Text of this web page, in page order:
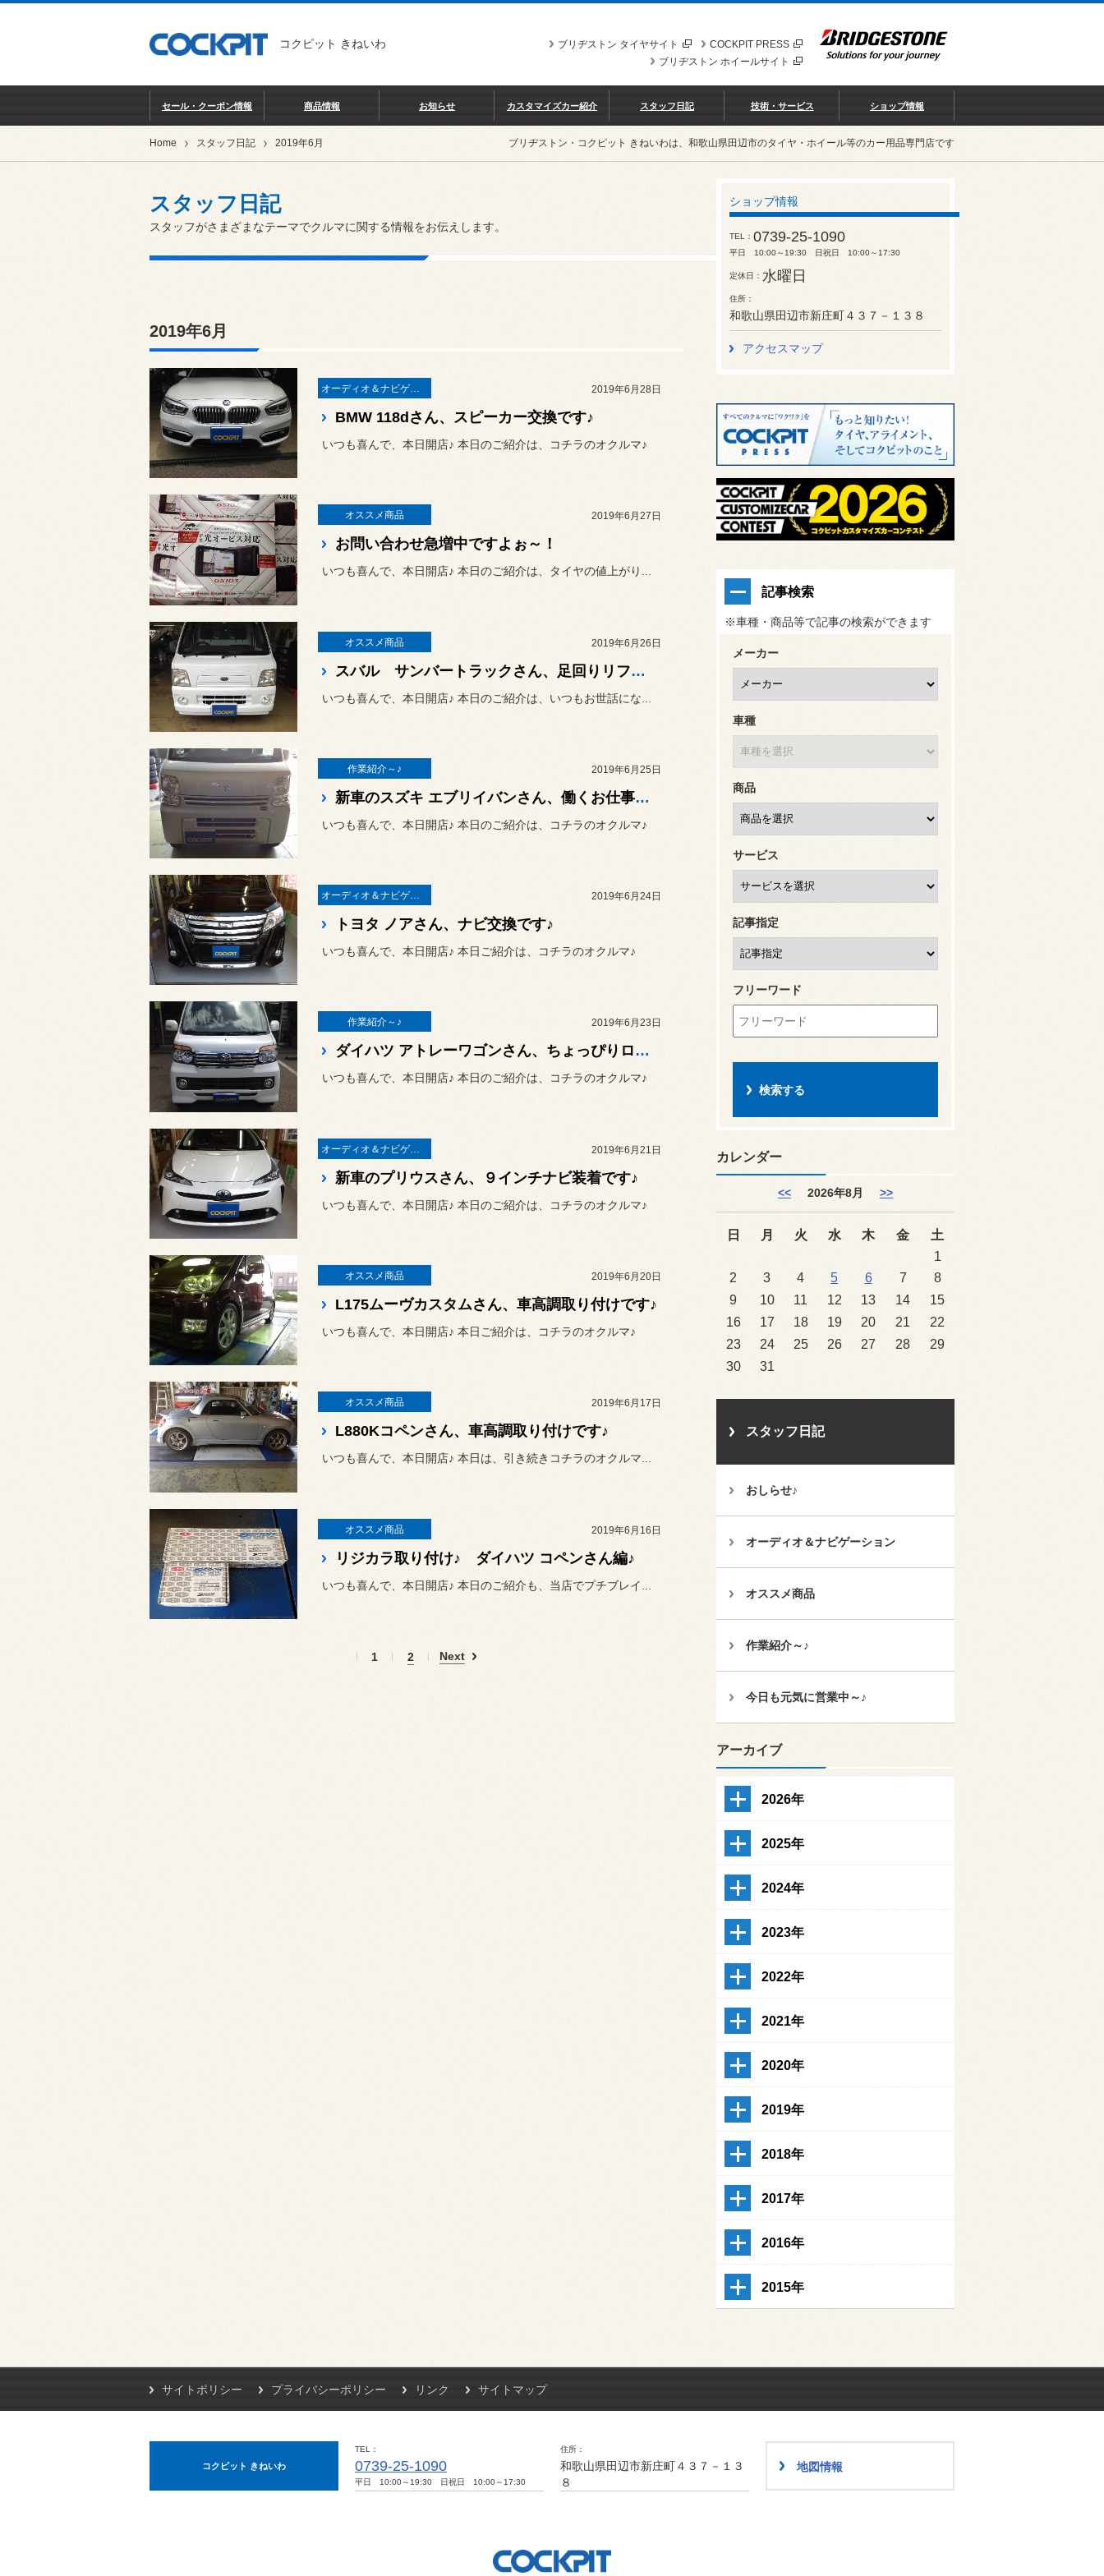
コクピット きねいわ COCKPIT PRESS
ブリヂストン タイヤサイト
ブリヂストン ホイールサイト
セール・クーポン情報 商品情報 お知らせ カスタマイズカー紹介 スタッフ日記 技術・サービス ショップ情報
Home スタッフ日記 2019年6月 ブリヂストン・コクピット きねいわは、和歌山県田辺市のタイヤ・ホイール等のカー用品専門店です
スタッフ日記
スタッフがさまざまなテーマでクルマに関する情報をお伝えします。
2019年6月
オーディオ＆ナビゲーション 2019年6月28日
BMW 118dさん、スピーカー交換です♪
いつも喜んで、本日開店♪ 本日のご紹介は、コチラのオクルマ♪
オススメ商品 2019年6月27日
お問い合わせ急増中ですよぉ～！
いつも喜んで、本日開店♪ 本日のご紹介は、タイヤの値上がり...
オススメ商品 2019年6月26日
スバル サンバートラックさん、足回りリフレッシュです♪
いつも喜んで、本日開店♪ 本日のご紹介は、いつもお世話にな...
作業紹介～♪ 2019年6月25日
新車のスズキ エブリイバンさん、働くお仕事仕様の完成です♪
いつも喜んで、本日開店♪ 本日のご紹介は、コチラのオクルマ♪
オーディオ＆ナビゲーション 2019年6月24日
トヨタ ノアさん、ナビ交換です♪
いつも喜んで、本日開店♪ 本日ご紹介は、コチラのオクルマ♪
作業紹介～♪ 2019年6月23日
ダイハツ アトレーワゴンさん、ちょっぴりローダウンです♪
いつも喜んで、本日開店♪ 本日のご紹介は、コチラのオクルマ♪
オーディオ＆ナビゲーション 2019年6月21日
新車のプリウスさん、９インチナビ装着です♪
いつも喜んで、本日開店♪ 本日のご紹介は、コチラのオクルマ♪
オススメ商品 2019年6月20日
L175ムーヴカスタムさん、車高調取り付けです♪
いつも喜んで、本日開店♪ 本日ご紹介は、コチラのオクルマ♪
オススメ商品 2019年6月17日
L880Kコペンさん、車高調取り付けです♪
いつも喜んで、本日開店♪ 本日は、引き続きコチラのオクルマ...
オススメ商品 2019年6月16日
リジカラ取り付け♪ ダイハツ コペンさん編♪
いつも喜んで、本日開店♪ 本日のご紹介も、当店でプチブレイ...
1 2 Next
ショップ情報
TEL 0739-25-1090
平日 10:00～19:30 日祝日 10:00～17:30
定休日 水曜日
住所
和歌山県田辺市新庄町４３７－１３８
アクセスマップ
記事検索
※車種・商品等で記事の検索ができます
メーカー
車種
商品
サービス
記事指定
フリーワード
カレンダー
<< 2026年8月 >>
日 月 火 水 木 金
土
1
2
3 4 5 6 7
8
9
10 11 12 13 14
15
16
17 18 19 20 21
22
23
24 25 26 27 28
29
30
31
スタッフ日記
おしらせ♪
オーディオ＆ナビゲーション
オススメ商品
作業紹介～♪
今日も元気に営業中～♪
アーカイブ
2026年
2025年
2024年
2023年
2022年
2021年
2020年
2019年
2018年
2017年
2016年
2015年
サイトポリシー プライバシーポリシー リンク サイトマップ
コクピット きねいわ
TEL
0739-25-1090
平日 10:00～19:30 日祝日 10:00～17:30
住所
和歌山県田辺市新庄町４３７－１３
８
地図情報